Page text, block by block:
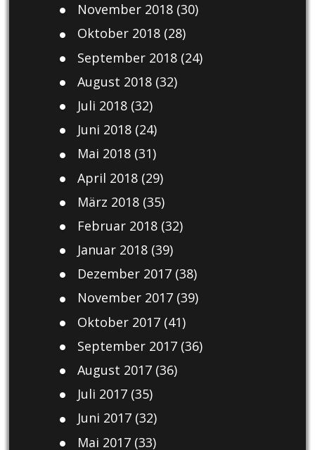
November 2018(30)
Oktober 2018(28)
September 2018(24)
August 2018(32)
Juli 2018(32)
Juni 2018(24)
Mai 2018(31)
April 2018(29)
März 2018(35)
Februar 2018(32)
Januar 2018(39)
Dezember 2017(38)
November 2017(39)
Oktober 2017(41)
September 2017(36)
August 2017(36)
Juli 2017(35)
Juni 2017(32)
Mai 2017(33)